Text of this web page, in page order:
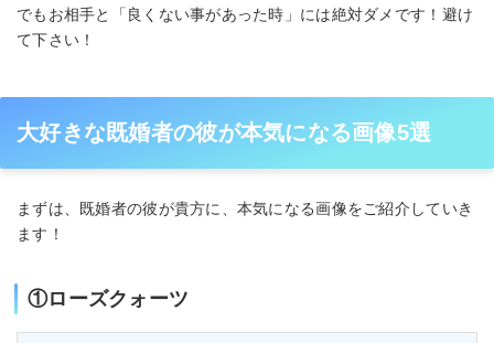
でもお相手と「良くない事があった時」には絶対ダメです！避け
て下さい！
大好きな既婚者の彼が本気になる画像5選
まずは、既婚者の彼が貴方に、本気になる画像をご紹介していき
ます！
①ローズクォーツ